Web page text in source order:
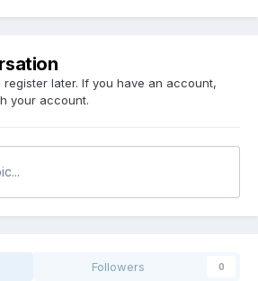
later. If you have an account,
your account.
Followers 0